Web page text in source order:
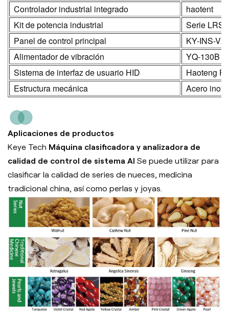
Controlador industrial integrado
haotent
Kit de potencia industrial
Serie LRS
Panel de control principal
KY-INS-
Alimentador de vibración
YQ-130B
Sistema de interfaz de usuario HID
Haoteng
Estructura mecánica
Acero
Aplicaciones de productos
Keye Tech Máquina clasificadora y analizadora de
calidad de control de sistema AI Se puede utilizar para
clasificar la calidad de series de nueces, medicina
tradicional china, así como perlas y joyas.